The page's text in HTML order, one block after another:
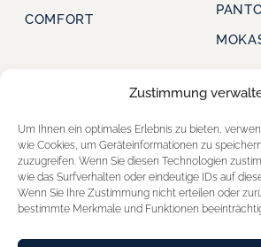
Zustimmung
Um Ihnen ein optimales Erlebnis zu bieten,
wie Cookies, um Geräteinformationen zu
zuzugreifen. Wenn Sie diesen Technologien
wie das Surfverhalten oder eindeutige IDs auf
Wenn Sie Ihre Zustimmung nicht erteilen oder
bestimmte Merkmale und Funktionen
COMFORT
STARTSEITE
INSPIRATION
CAPRICE
FÜR